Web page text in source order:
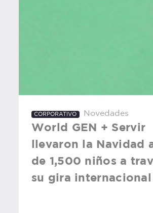
CORPORATIVO Novedades
World GEN + Servir
llevaron la Navidad
de 1,500 niños a
su gira internacional